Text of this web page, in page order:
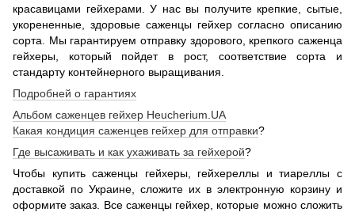
красавицами гейхерами. У нас вы получите крепкие, сытые,
укорененные, здоровые саженцы гейхер согласно описанию
сорта. Мы гарантируем отправку здорового, крепкого саженца
гейхеры, который пойдет в рост, соответствие сорта и
стандарту контейнерного выращивания.
Подробней о гарантиях
Альбом саженцев гейхер Heucherium.UA
Какая кондиция саженцев гейхер для отправки?
Где высаживать и как ухаживать за гейхерой?
Чтобы купить саженцы гейхеры, гейхереллы и тиареллы с
доставкой по Украине, сложите их в электронную корзину и
оформите заказ. Все саженцы гейхер, которые можно сложить